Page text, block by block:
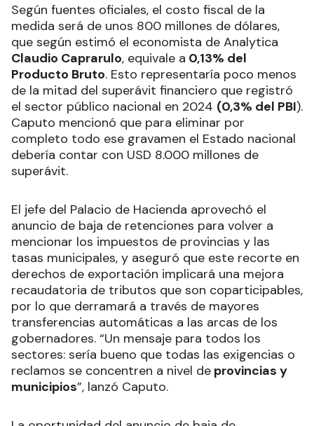
Según fuentes oficiales, el costo fiscal de la
medida será de unos 800 millones de dólares,
que según estimó el economista de Analytica
Claudio Caprarulo, equivale a 0,13% del
Producto Bruto. Esto representaría poco menos
de la mitad del superávit financiero que registró
el sector público nacional en 2024 (0,3% del PBI).
Caputo mencionó que para eliminar por
completo todo ese gravamen el Estado nacional
debería contar con USD 8.000 millones de
superávit.
El jefe del Palacio de Hacienda aprovechó el
anuncio de baja de retenciones para volver a
mencionar los impuestos de provincias y las
tasas municipales, y aseguró que este recorte en
derechos de exportación implicará una mejora
recaudatoria de tributos que son coparticipables,
por lo que derramará a través de mayores
transferencias automáticas a las arcas de los
gobernadores. “Un mensaje para todos los
sectores: sería bueno que todas las exigencias o
reclamos se concentren a nivel de provincias y
municipios”, lanzó Caputo.